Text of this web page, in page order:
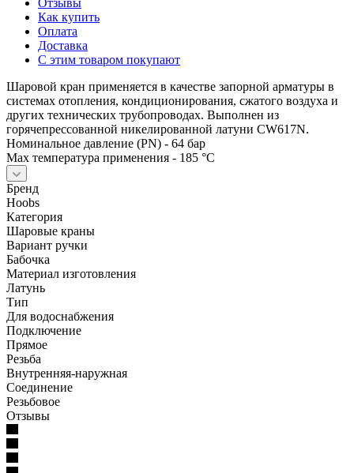
Как купить
Оплата
Доставка
С этим товаром покупают
Шаровой кран применяется в качестве запорной арматуры в
системах отопления, кондиционирования, сжатого воздуха и
других технических трубопроводах. Выполнен из
горячепрессованной никелированной латуни CW617N.
Номинальное давление (PN) - 64 бар
Max температура применения - 185 °С
Бренд
Hoobs
Категория
Шаровые краны
Вариант ручки
Бабочка
Материал изготовления
Латунь
Тип
Для водоснабжения
Подключение
Прямое
Резьба
Внутренняя-наружная
Соединение
Резьбовое
Отзывы